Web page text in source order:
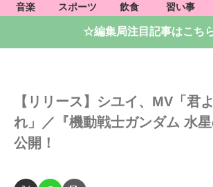
音楽 スポーツ 飲食 習い事
☆編集局注目記事はこち
【リリース】シユイ、MV「
れ」／『機動戦士ガンダム 水
公開！